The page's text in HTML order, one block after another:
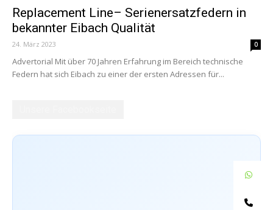
Replacement Line– Serienersatzfedern in
bekannter Eibach Qualität
24. März 2023 0
Advertorial Mit über 70 Jahren Erfahrung im Bereich technische
Federn hat sich Eibach zu einer der ersten Adressen für...